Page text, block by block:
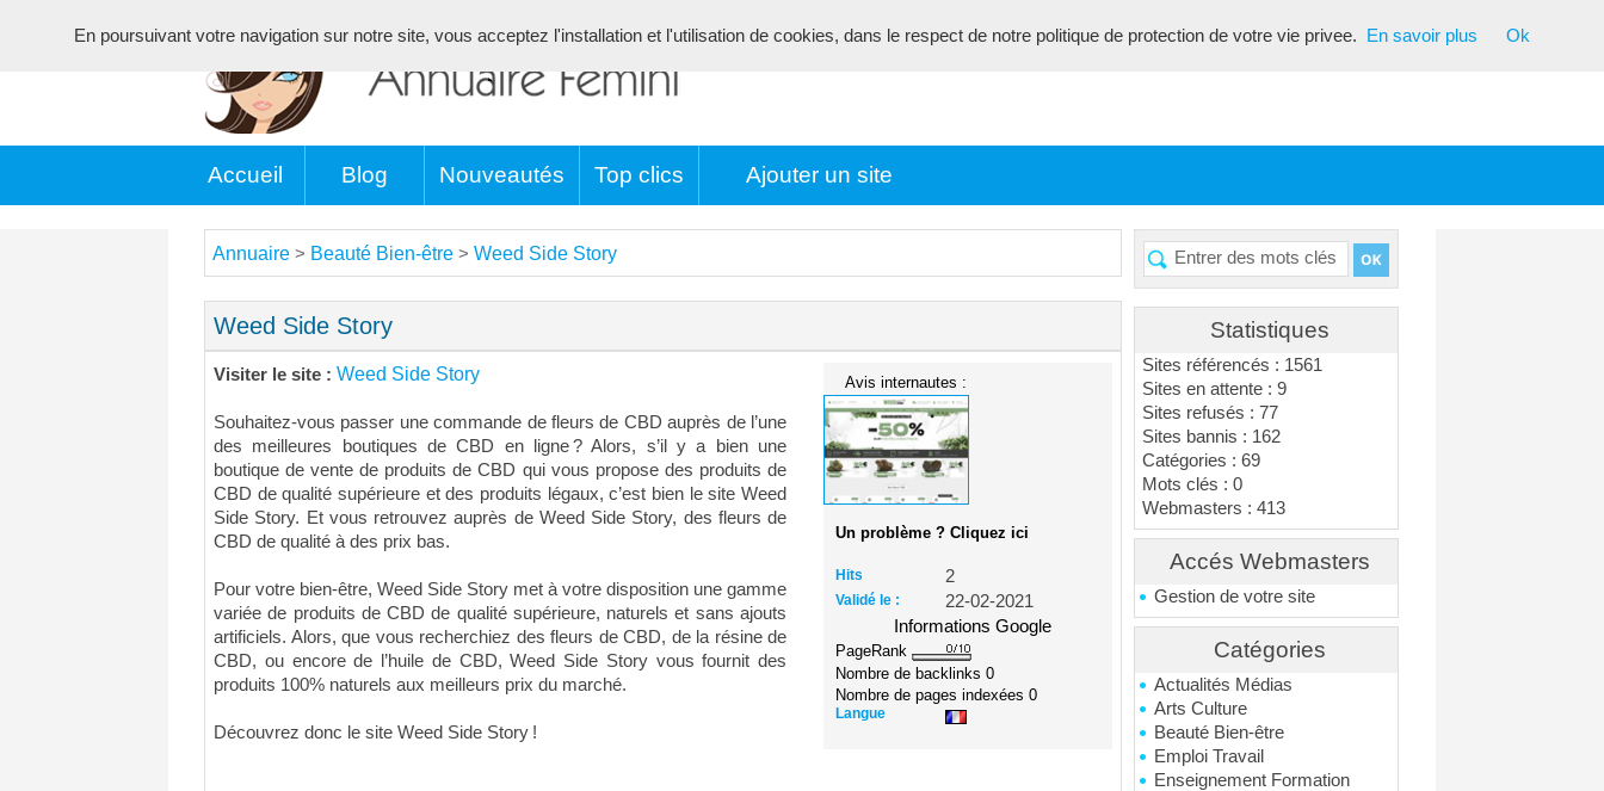
Accueil Blog Nouveautés Top clics Ajouter un site
Statistiques
Sites référencés : 1561
Sites en attente : 9
Sites refusés : 77
Sites bannis : 162
Catégories : 69
Mots clés : 0
Webmasters : 413
Accés Webmasters
Gestion de votre site
Catégories
Actualités Médias
Arts Culture
Beauté Bien-être
Emploi Travail
Enseignement Formation
Annuaire > Beauté Bien-être > Weed Side Story
Weed Side Story
Visiter le site : Weed Side Story
Souhaitez-vous passer une commande de fleurs de CBD auprès de l’une
des meilleures boutiques de CBD en ligne ? Alors, s’il y a bien une
boutique de vente de produits de CBD qui vous propose des produits de
CBD de qualité supérieure et des produits légaux, c’est bien le site Weed
Side Story. Et vous retrouvez auprès de Weed Side Story, des fleurs de
CBD de qualité à des prix bas.
Pour votre bien-être, Weed Side Story met à votre disposition une gamme
variée de produits de CBD de qualité supérieure, naturels et sans ajouts
artificiels. Alors, que vous recherchiez des fleurs de CBD, de la résine de
CBD, ou encore de l’huile de CBD, Weed Side Story vous fournit des
produits 100% naturels aux meilleurs prix du marché.
Découvrez donc le site Weed Side Story !
Avis internautes :
Un problème ? Cliquez ici
Hits 2
Validé le :
22-02-2021
Informations Google
PageRank
Nombre de backlinks0
Nombre de pages indexées0
Langue
En poursuivant votre navigation sur notre site, vous acceptez l'installation et l'utilisation de cookies, dans le respect de notre politique de protection de votre vie privee. En savoir plus Ok